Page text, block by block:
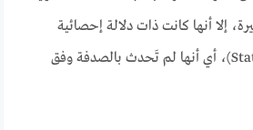
إلا أنها كانت ذات دلالة إحصائية
(Statistically significant)، أي أنها لم تَحدث بالصدفة وفق